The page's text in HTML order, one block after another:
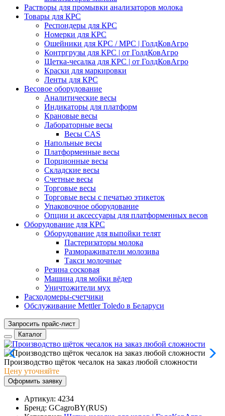
Растворы для промывки анализаторов молока
Товары для КРС
Респондеры для КРС
Номерки для КРС
Ошейники для КРС / МРС | ГолдКовАгро
Контргрузы для КРС | от ГолдКовАгро
Щетка-чесалка для КРС | от ГолдКовАгро
Краски для маркировки
Ленты для КРС
Весовое оборудование
Аналитические весы
Индикаторы для платформ
Крановые весы
Лабораторные весы
Весы CAS
Напольные весы
Платформенные весы
Порционные весы
Складские весы
Счетные весы
Торговые весы
Торговые весы с печатью этикеток
Упаковочное оборудование
Опции и аксессуары для платформенных весов
Оборудование для КРС
Оборудование для выпойки телят
Пастеризаторы молока
Размораживатели молозива
Такси молочные
Резина сосковая
Машина для мойки вёдер
Уничтожители мух
Расходомеры-счетчики
Обслуживание Mettler Toledo в Беларуси
Запросить прайс-лист
Каталог
Производство щёток чесалок на заказ любой сложности
Цену уточняйте
Оформить заявку
Артикул: 4234
Бренд: GCagroBY(RUS)